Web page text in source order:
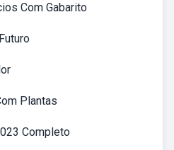
Com Gabarito
Plantas
Completo